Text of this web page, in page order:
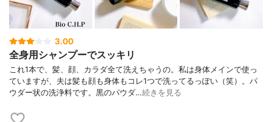
3.00
全身用シャンプーでスッキリ
これ1本で、髪、顔、カラダ全て洗えちゃうの。私は身体メインで使っ
ていますが、夫は髪も顔も身体もコレ1つで洗ってるっぽい（笑）。パ
ウダー状の洗浄料です。黒のパウダ…続きを見る